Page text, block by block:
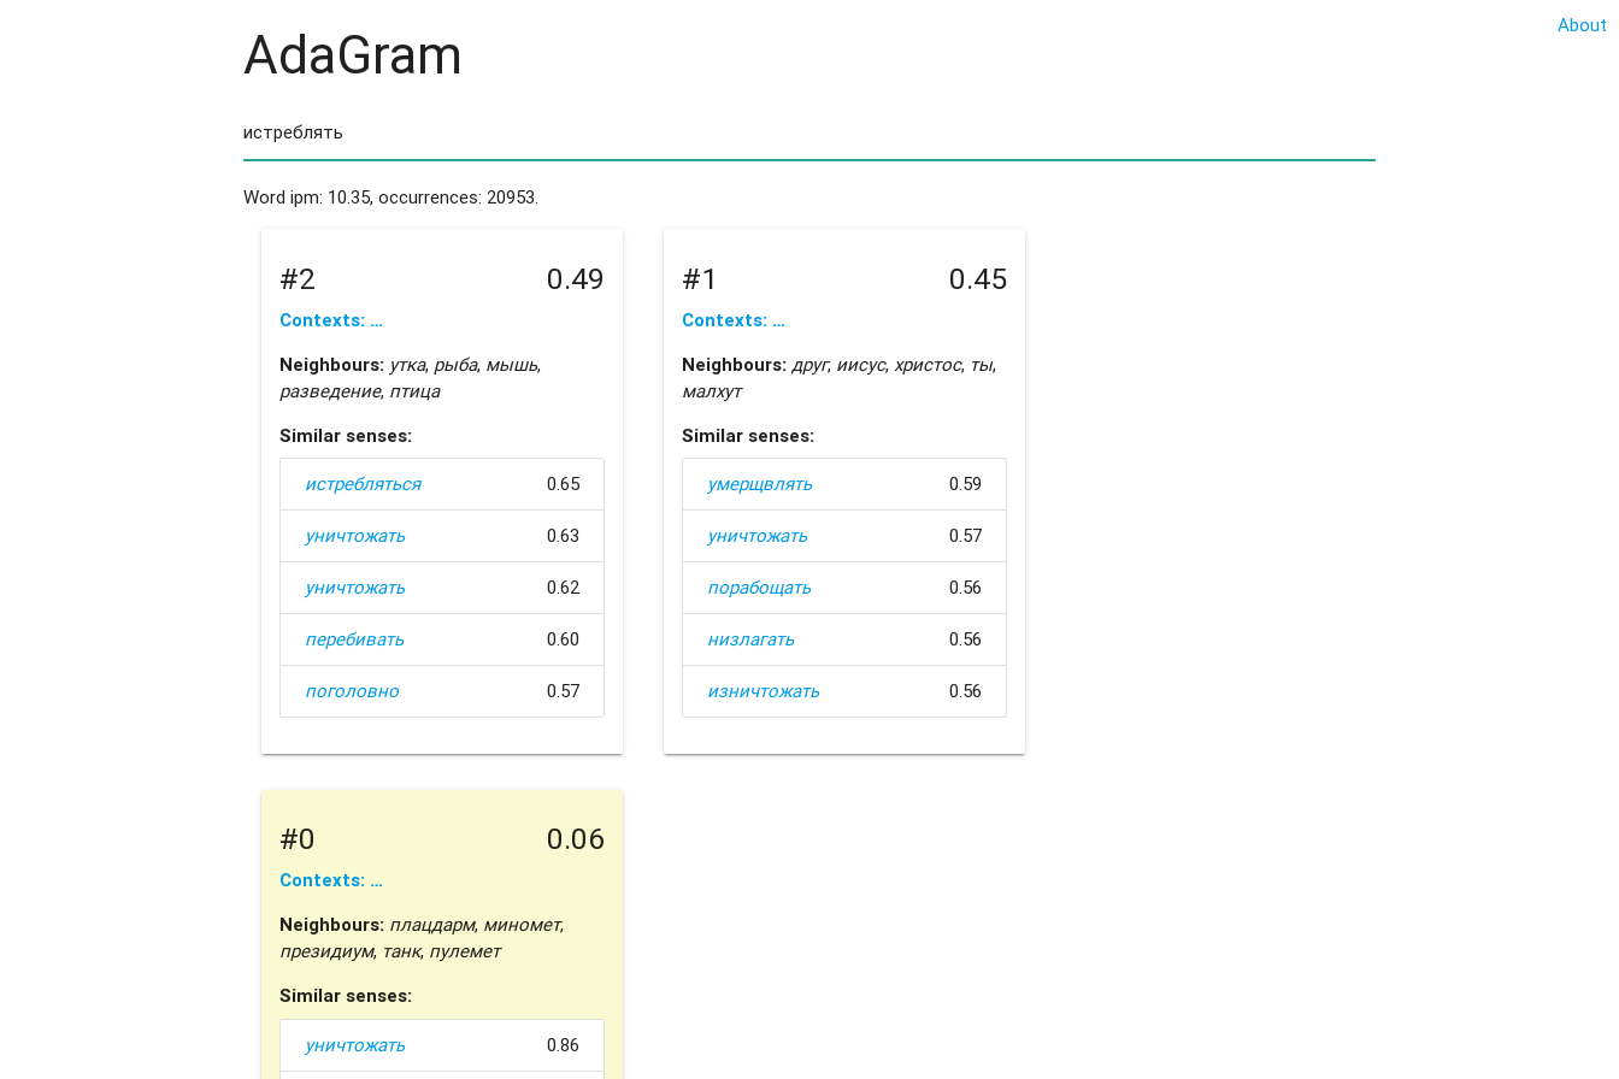
About
AdaGram
Word ipm: 10.35, occurrences: 20953.
#2 0.49
Contexts: …
Neighbours: утка, рыба, мышь,
разведение, птица
Similar senses:
истребляться 0.65
уничтожать 0.63
уничтожать 0.62
перебивать 0.60
поголовно 0.57
#1 0.45
Contexts: …
Neighbours: друг, иисус, христос, ты,
малхут
Similar senses:
умерщвлять 0.59
уничтожать 0.57
порабощать 0.56
низлагать 0.56
изничтожать 0.56
#0 0.06
Contexts: …
Neighbours: плацдарм, миномет,
президиум, танк, пулемет
Similar senses:
уничтожать 0.86